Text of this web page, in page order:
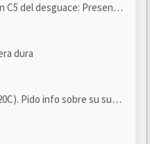
Presentación y seguimiento
dura
Pido info sobre su sustitución